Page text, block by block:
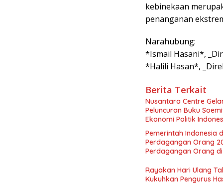
kebinekaan
penanganan
Narahubung:
*Ismail Hasani*,
*Halili Hasan*,
Berita Terkait
Nusantara Centre
Peluncuran Buku
Ekonomi Politik
Perekonomian
Indonesia Emas 2045”,
Pemerintah Indonesia
Perdagangan Orang
Perdagangan Orang
Rayakan Hari Ulang
Kukuhkan Pengurus